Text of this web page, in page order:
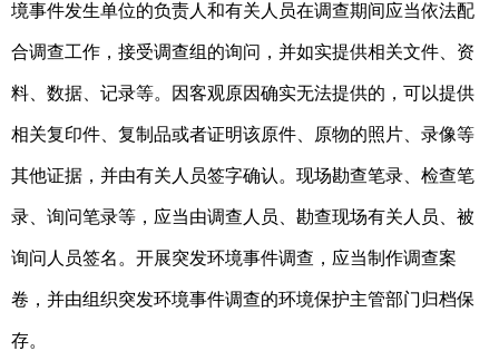
境事件发生单位的负责人和有关人员在调查期间应当依法配
合调查工作，接受调查组的询问，并如实提供相关文件、资
料、数据、记录等。因客观原因确实无法提供的，可以提供
相关复印件、复制品或者证明该原件、原物的照片、录像等
其他证据，并由有关人员签字确认。现场勘查笔录、检查笔
录、询问笔录等，应当由调查人员、勘查现场有关人员、被
询问人员签名。开展突发环境事件调查，应当制作调查案
卷，并由组织突发环境事件调查的环境保护主管部门归档保
存。